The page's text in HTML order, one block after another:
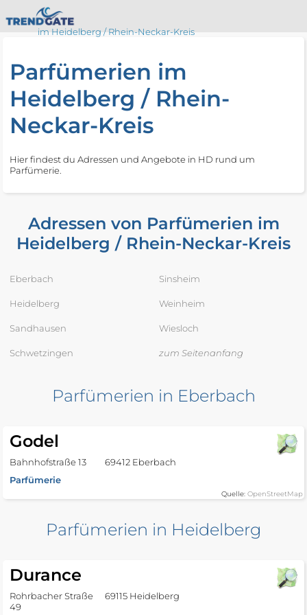
im Heidelberg / Rhein-Neckar-Kreis
Parfümerien im
Heidelberg / Rhein-
Neckar-Kreis
Hier findest du Adressen und Angebote in HD rund um
Parfümerie.
Adressen von Parfümerien im
Heidelberg / Rhein-Neckar-Kreis
Eberbach
Heidelberg
Sandhausen
Schwetzingen
Sinsheim
Weinheim
Wiesloch
zum Seitenanfang
Parfümerien in Eberbach
Godel
Bahnhofstraße 13
69412 Eberbach
Parfümerie
Quelle: OpenStreetMap
Parfümerien in Heidelberg
Durance
Rohrbacher Straße
49
69115 Heidelberg